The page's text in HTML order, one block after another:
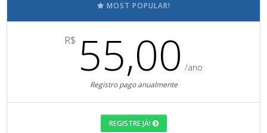
MOST POPULAR!
R$ 55,00 /ano
Registro pago anualmente
REGISTRE JÁ!